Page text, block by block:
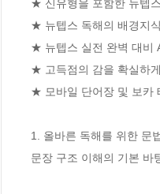
★ 신유형을 포함한 뉴텝
★ 뉴텝스 독해의 배경지
★ 뉴텝스 실전 완벽 대비
★ 고득점의 감을 확실하
★ 모바일 단어장 및 보카
1. 올바른 독해를 위한 문
문장 구조 이해의 기본